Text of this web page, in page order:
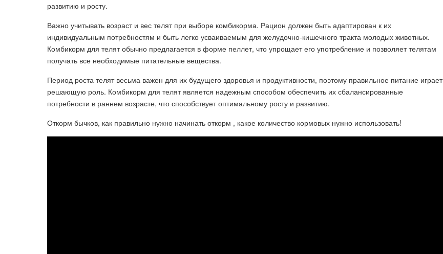
развитию и росту.
Важно учитывать возраст и вес телят при выборе комбикорма. Рацион должен быть адаптирован к их
индивидуальным потребностям и быть легко усваиваемым для желудочно-кишечного тракта молодых животных.
Комбикорм для телят обычно предлагается в форме пеллет, что упрощает его употребление и позволяет телятам
получать все необходимые питательные вещества.
Период роста телят весьма важен для их будущего здоровья и продуктивности, поэтому правильное питание играет
решающую роль. Комбикорм для телят является надежным способом обеспечить их сбалансированные
потребности в раннем возрасте, что способствует оптимальному росту и развитию.
Откорм бычков, как правильно нужно начинать откорм , какое количество кормовых нужно использовать!